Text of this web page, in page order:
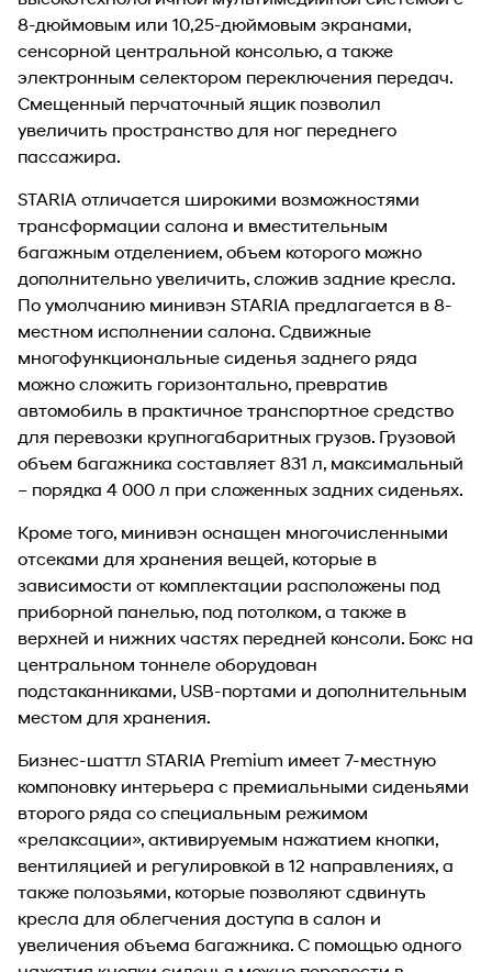
8-дюймовым или 10,25-дюймовым экранами,
сенсорной центральной консолью, а также
электронным селектором переключения передач.
Смещенный перчаточный ящик позволил
увеличить пространство для ног переднего
пассажира.
STARIA отличается широкими возможностями
трансформации салона и вместительным
багажным отделением, объем которого можно
дополнительно увеличить, сложив задние кресла.
По умолчанию минивэн STARIA предлагается в 8-
местном исполнении салона. Сдвижные
многофункциональные сиденья заднего ряда
можно сложить горизонтально, превратив
автомобиль в практичное транспортное средство
для перевозки крупногабаритных грузов. Грузовой
объем багажника составляет 831 л, максимальный
– порядка 4 000 л при сложенных задних сиденьях.
Кроме того, минивэн оснащен многочисленными
отсеками для хранения вещей, которые в
зависимости от комплектации расположены под
приборной панелью, под потолком, а также в
верхней и нижних частях передней консоли. Бокс на
центральном тоннеле оборудован
подстаканниками, USB-портами и дополнительным
местом для хранения.
Бизнес-шаттл STARIA Premium имеет 7-местную
компоновку интерьера с премиальными сиденьями
второго ряда со специальным режимом
«релаксации», активируемым нажатием кнопки,
вентиляцией и регулировкой в 12 направлениях, а
также полозьями, которые позволяют сдвинуть
кресла для облегчения доступа в салон и
увеличения объема багажника. С помощью одного